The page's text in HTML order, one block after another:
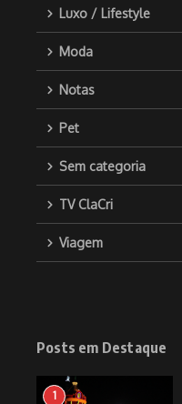
Luxo / Lifestyle
Moda
Notas
Pet
Sem categoria
TV ClaCri
Viagem
Posts em Destaque
1